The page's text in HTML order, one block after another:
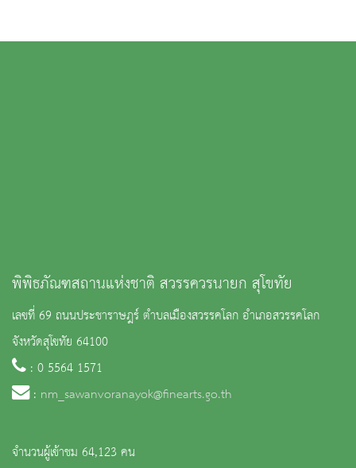
พิพิธภัณฑสถานแห่งชาติ สวรรควรนายก สุโขทัย
เลขที่ 69 ถนนประชาราษฎร์ ตำบลเมืองสวรรคโลก อำเภอสวรรคโลก
จังหวัดสุโขทัย 64100
: 0 5564 1571
: nm_sawanvoranayok@finearts.go.th
จำนวนผู้เข้าชม 64,123 คน